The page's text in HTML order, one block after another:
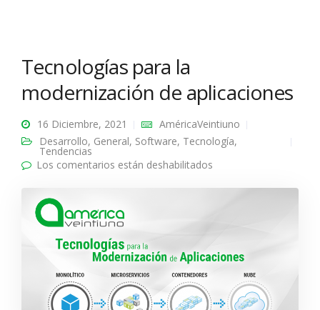
Tecnologías para la
modernización de aplicaciones
16 Diciembre, 2021
AméricaVeintiuno
Desarrollo, General, Software, Tecnología,
Tendencias
Los comentarios están deshabilitados
aplicaciones